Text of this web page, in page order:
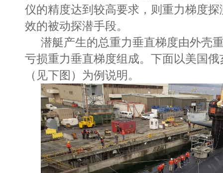
仪的精度达到较高要求，则重力梯度
效的被动探潜手段。
潜艇产生的总重力垂直梯度由外壳
亏损重力垂直梯度组成。下面以美国俄
（见下图）为例说明。